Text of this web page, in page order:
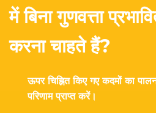
में बिना गुणवत्ता
करना चाहते हैं?
ऊपर चिह्नित किए गए कदमों का
परिणाम प्राप्त करें।